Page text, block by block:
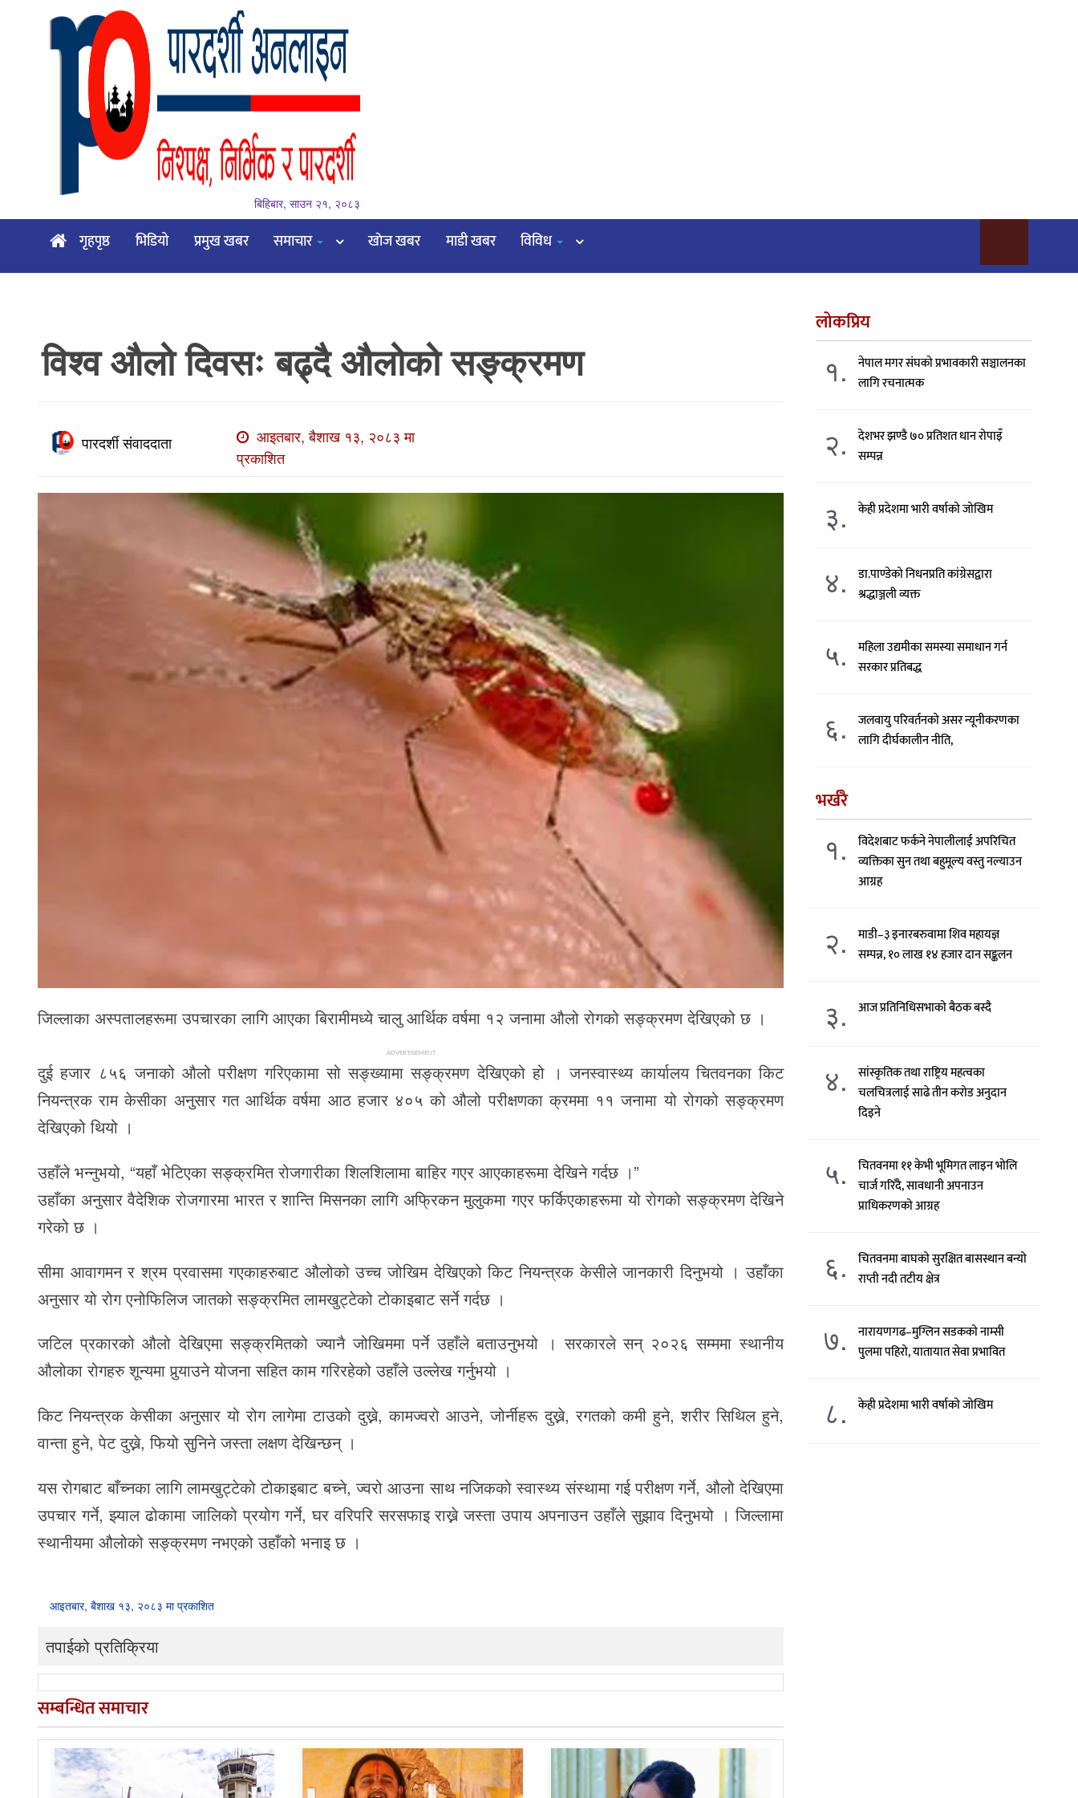
गृहपृष्ठ
समाचार
खाेज
विविध
बिहिबार, साउन २१, २०८३
गृहपृष्ठ भिडियो प्रमुख खबर समाचार खाेज खबर माडी खबर विविध
विश्व औलो दिवसः बढ्दै औलोको सङ्क्रमण
पारदर्शी संवाददाता
आइतबार, बैशाख १३, २०८३ मा
प्रकाशित
जिल्लाका अस्पतालहरूमा उपचारका लागि आएका बिरामीमध्ये चालु आर्थिक वर्षमा १२ जनामा औलो रोगको सङ्क्रमण देखिएको छ ।
ADVERTISEMENT
दुई हजार ८५६ जनाको औलो परीक्षण गरिएकामा सो सङ्ख्यामा सङ्क्रमण देखिएको हो । जनस्वास्थ्य कार्यालय चितवनका किट
नियन्त्रक राम केसीका अनुसार गत आर्थिक वर्षमा आठ हजार ४०५ को औलो परीक्षणका क्रममा ११ जनामा यो रोगको सङ्क्रमण
देखिएको थियो ।
उहाँले भन्नुभयो, “यहाँ भेटिएका सङ्क्रमित रोजगारीका शिलशिलामा बाहिर गएर आएकाहरूमा देखिने गर्दछ ।”
उहाँका अनुसार वैदेशिक रोजगारमा भारत र शान्ति मिसनका लागि अफ्रिकन मुलुकमा गएर फर्किएकाहरूमा यो रोगको सङ्क्रमण देखिने
गरेको छ ।
सीमा आवागमन र श्रम प्रवासमा गएकाहरुबाट औलोको उच्च जोखिम देखिएको किट नियन्त्रक केसीले जानकारी दिनुभयो । उहाँका
अनुसार यो रोग एनोफिलिज जातको सङ्क्रमित लामखुट्टेको टोकाइबाट सर्ने गर्दछ ।
जटिल प्रकारको औलो देखिएमा सङ्क्रमितको ज्यानै जोखिममा पर्ने उहाँले बताउनुभयो । सरकारले सन् २०२६ सम्ममा स्थानीय
औलोका रोगहरु शून्यमा पुर्‍याउने योजना सहित काम गरिरहेको उहाँले उल्लेख गर्नुभयो ।
किट नियन्त्रक केसीका अनुसार यो रोग लागेमा टाउको दुख्ने, कामज्वरो आउने, जोर्नीहरू दुख्ने, रगतको कमी हुने, शरीर सिथिल हुने,
वान्ता हुने, पेट दुख्ने, फियो सुनिने जस्ता लक्षण देखिन्छन् ।
यस रोगबाट बाँच्नका लागि लामखुट्टेको टोकाइबाट बच्ने, ज्वरो आउना साथ नजिकको स्वास्थ्य संस्थामा गई परीक्षण गर्ने, औलो देखिएमा
उपचार गर्ने, झ्याल ढोकामा जालिको प्रयोग गर्ने, घर वरिपरि सरसफाइ राख्ने जस्ता उपाय अपनाउन उहाँले सुझाव दिनुभयो । जिल्लामा
स्थानीयमा औलोको सङ्क्रमण नभएको उहाँको भनाइ छ ।
आइतबार, बैशाख १३, २०८३ मा प्रकाशित
तपाईको प्रतिक्रिया
सम्बन्धित समाचार
लोकप्रिय
१.
नेपाल मगर संघको प्रभावकारी सञ्चालनका
लागि रचनात्मक
२.
देशभर झण्डै ७० प्रतिशत धान रोपाइँ
सम्पन्न
३. केही प्रदेशमा भारी वर्षाको जोखिम
४.
डा.पाण्डेको निधनप्रति कांग्रेसद्वारा
श्रद्धाञ्जली व्यक्त
५.
महिला उद्यमीका समस्या समाधान गर्न
सरकार प्रतिबद्ध
६.
जलवायु परिवर्तनको असर न्यूनीकरणका
लागि दीर्घकालीन नीति,
भर्खरै
१.
विदेशबाट फर्कने नेपालीलाई अपरिचित
व्यक्तिका सुन तथा बहुमूल्य वस्तु नल्याउन
आग्रह
२.
माडी–३ इनारबरुवामा शिव महायज्ञ
सम्पन्न, १० लाख १४ हजार दान सङ्कलन
३. आज प्रतिनिधिसभाको बैठक बस्दै
४.
सांस्कृतिक तथा राष्ट्रिय महत्वका
चलचित्रलाई साढे तीन करोड अनुदान
दिइने
५.
चितवनमा ११ केभी भूमिगत लाइन भोलि
चार्ज गरिँदै, सावधानी अपनाउन
प्राधिकरणको आग्रह
६.
चितवनमा बाघको सुरक्षित बासस्थान बन्यो
राप्ती नदी तटीय क्षेत्र
७.
नारायणगढ–मुग्लिन सडकको नाम्सी
पुलमा पहिरो, यातायात सेवा प्रभावित
८. केही प्रदेशमा भारी वर्षाको जोखिम